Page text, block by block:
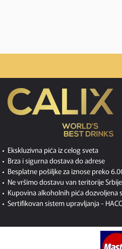
Ekskluzivna pića iz celog sveta
Brza i sigurna dostava do adrese
Besplatne pošiljke za iznose preko
Ne vršimo dostavu van teritorije Srbije
Kupovina alkoholnih pića dozvoljena
Sertifikovan sistem upravljanja -